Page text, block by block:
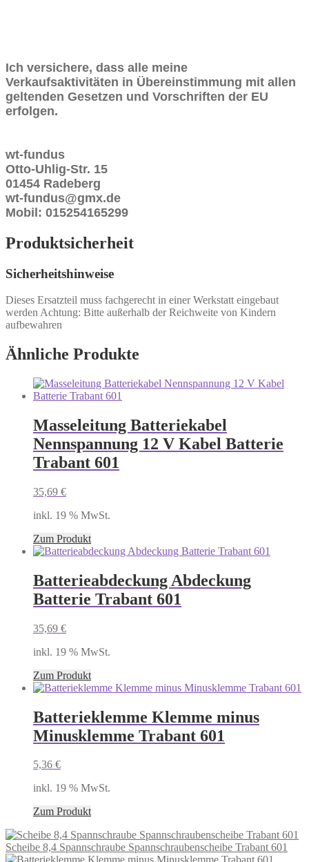
Ich versichere, dass alle meine
Verkaufsaktivitäten in Übereinstimmung mit allen
geltenden Gesetzen und Vorschriften der EU
erfolgen.
wt-fundus
Otto-Uhlig-Str. 15
01454 Radeberg
wt-fundus@gmx.de
Mobil: 015254165299
Produktsicherheit
Sicherheitshinweise
Dieses Ersatzteil muss fachgerecht in einer Werkstatt eingebaut
werden Achtung: Bitte außerhalb der Reichweite von Kindern
aufbewahren
Ähnliche Produkte
Masseleitung Batteriekabel
Nennspannung 12 V Kabel Batterie
Trabant 601
35,69 €
inkl. 19 % MwSt.
Zum Produkt
Batterieabdeckung Abdeckung
Batterie Trabant 601
35,69 €
inkl. 19 % MwSt.
Zum Produkt
Batterieklemme Klemme minus
Minusklemme Trabant 601
5,36 €
inkl. 19 % MwSt.
Zum Produkt
Scheibe 8,4 Spannschraube Spannschraubenscheibe Trabant 601